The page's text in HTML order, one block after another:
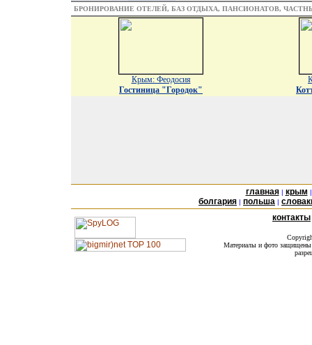
БРОНИРОВАНИЕ ОТЕЛЕЙ, БАЗ ОТДЫХА, ПАНСИОНАТОВ,
Крым: Феодосия
Гостиница "Городок"
главная| крым
болгария | польша |
контакты
Материалы и фото защищены